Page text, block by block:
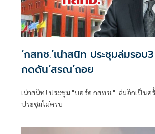
‘กสทช.’เน่าสนิท ประชุมล่มรอบ3
กดดัน‘สรณ’ถอย
เน่าสนิท! ประชุม "บอร์ด กสทช." ล่มอีกเป็นครั้
ประชุมไม่ครบ